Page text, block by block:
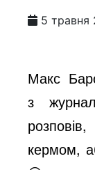
5 травня
Макс
з
кермом,